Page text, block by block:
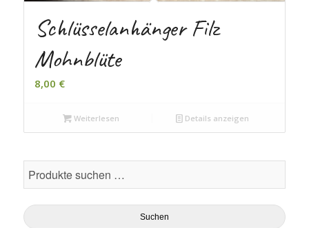
Schlüsselanhänger Filz
Mohnblüte
8,00 €
Weiterlesen Details anzeigen
Suchen